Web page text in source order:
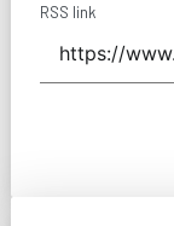
RSS link